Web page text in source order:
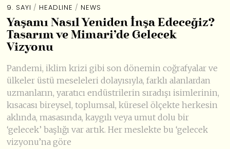
9. SAYI / HEADLINE / NEWS
Yaşamı Nasıl Yeniden İnşa Edeceğiz?
Tasarım ve Mimari’de Gelecek
Vizyonu
Pandemi, iklim krizi gibi son dönemin coğrafyalar ve
ülkeler üstü meseleleri dolayısıyla, farklı alanlardan
uzmanların, yaratıcı endüstrilerin sıradışı isimlerinin,
kısacası bireysel, toplumsal, küresel ölçekte herkesin
aklında, masasında, kaygılı veya umut dolu bir
‘gelecek’ başlığı var artık. Her meslekte bu ‘gelecek
vizyonu’na göre